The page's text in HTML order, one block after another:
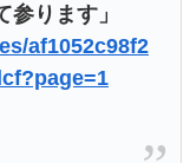
ります」
af1052c98f2